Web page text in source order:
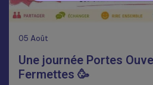
05 Août
Une journée Portes
Fermettes 🥳